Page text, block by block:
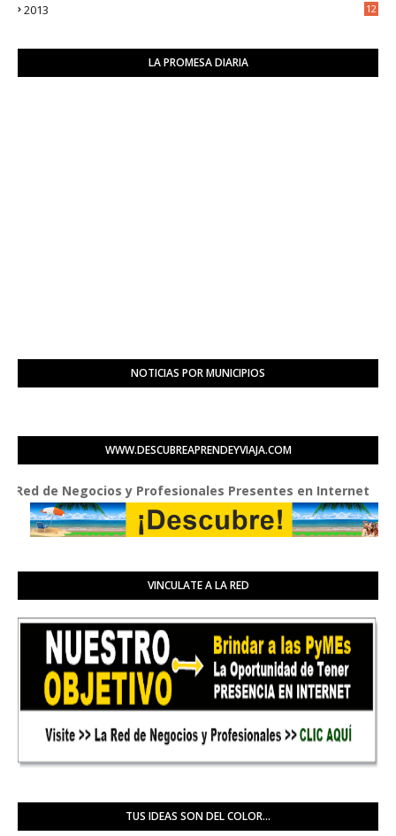
2013
12
LA PROMESA DIARIA
NOTICIAS POR MUNICIPIOS
WWW.DESCUBREAPRENDEYVIAJA.COM
Negocios y Profesionales Presentes en Internet
VINCULATE A LA RED
TUS IDEAS SON DEL COLOR...